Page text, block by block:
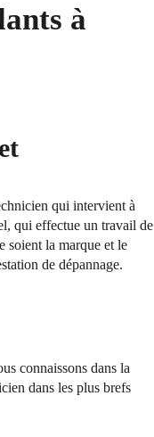
à
qui intervient à
qui effectue un travail de
soient la marque et le
de dépannage.
connaissons dans la
dans les plus brefs